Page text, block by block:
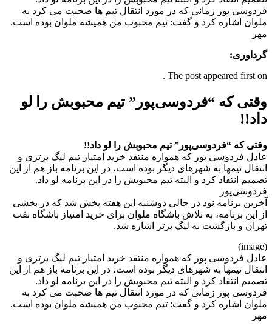
فردوسی پور زمانی که در مورد انتقال تیم ها صحبت می کرد به
ملوان اشاره کرد و گفت: تیم محبوب من همیشه ملوان بوده است.
مهر
گرداوری:
The post appeared first on .
وقتی که “فردوسی‌پور” تیم محبوبش را لو
داد!!
وقتی که “فردوسی‌پور” تیم محبوبش را لو داد!!
عادل فردوسی پور که همواره منتقد خرید امتیاز تیم لیگ برتری و
انتقال تیمها به شهرهای دیگر بوده است، در این برنامه باز هم از این
تصمیم انتقاد کرد و البته تیم محبوبش را در این برنامه لو داد.
فردوسی‌پور
آخرین برنامه نود در حالی دوشنبه این هفته پخش شد که در بخشی
از این برنامه، به تلاش باشگاه ملوان برای خرید امتیاز باشگاه نفت
تهران و بازگشت به لیگ برتر اشاره شد.
(image)
عادل فردوسی پور که همواره منتقد خرید امتیاز تیم لیگ برتری و
انتقال تیمها به شهرهای دیگر بوده است، در این برنامه باز هم از این
تصمیم انتقاد کرد و البته تیم محبوبش را در این برنامه لو داد.
فردوسی پور زمانی که در مورد انتقال تیم ها صحبت می کرد به
ملوان اشاره کرد و گفت: تیم محبوب من همیشه ملوان بوده است.
مهر